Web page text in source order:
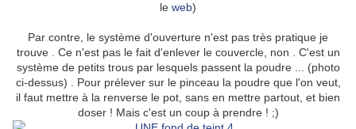
le web)
Par contre, le système d'ouverture n'est pas très pratique je
trouve . Ce n'est pas le fait d'enlever le couvercle, non . C'est un
système de petits trous par lesquels passent la poudre ... (photo
ci-dessus) . Pour prélever sur le pinceau la poudre que l'on veut,
il faut mettre à la renverse le pot, sans en mettre partout, et bien
doser ! Mais c'est un coup à prendre ! ;)